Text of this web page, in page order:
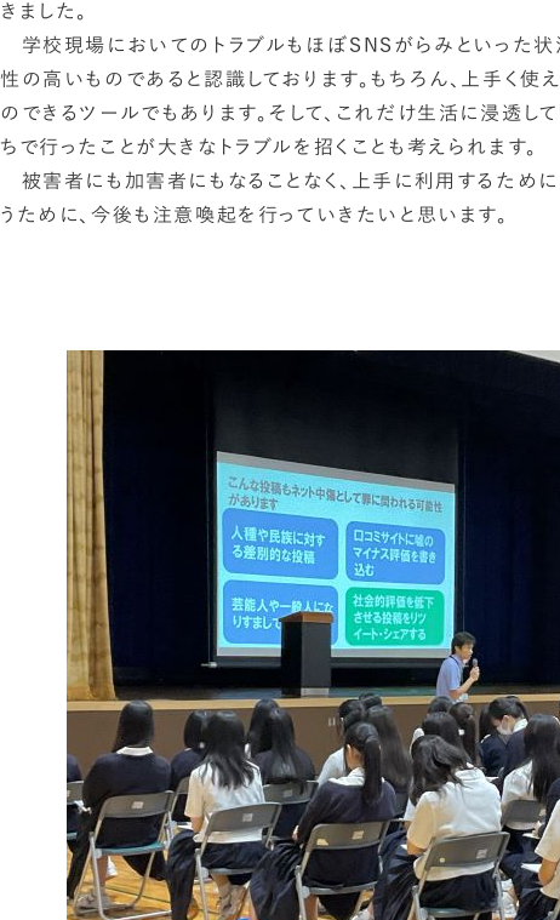
きました。
学校現場においてのトラブルもほぼSNSがらみといった状
性の高いものであると認識しております。もちろん、上手く使
のできるツールでもあります。そして、これだけ生活に浸透し
ちで行ったことが大きなトラブルを招くことも考えられます。
被害者にも加害者にもなることなく、上手に利用するため
うために、今後も注意喚起を行っていきたいと思います。